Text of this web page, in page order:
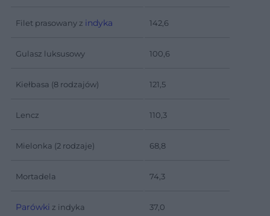
Filet prasowany z indyka 142,6
Gulasz luksusowy 100,6
Kiełbasa (8 rodzajów) 121,5
Lencz 110,3
Mielonka (2 rodzaje) 68,8
Mortadela 74,3
Parówki z indyka 37,0